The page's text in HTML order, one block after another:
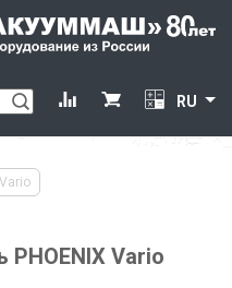
RU
PHOENIX Vario